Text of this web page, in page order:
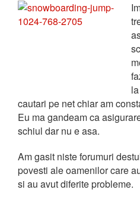
cautari pe net chiar am
Eu ma gandeam ca
schiul dar nu e asa.
Am gasit niste forumuri
povesti ale oamenilor care
si au avut diferite probleme.